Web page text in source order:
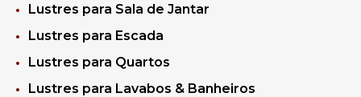
Lustres para Sala de Jantar
Lustres para Escada
Lustres para Quartos
Lustres para Lavabos & Banheiros